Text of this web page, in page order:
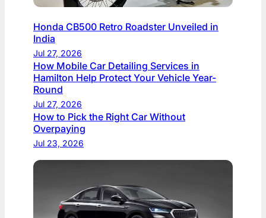
Honda CB500 Retro Roadster Unveiled in
India
Jul 27, 2026
How Mobile Car Detailing Services in
Hamilton Help Protect Your Vehicle Year-
Round
Jul 27, 2026
How to Pick the Right Car Without
Overpaying
Jul 23, 2026